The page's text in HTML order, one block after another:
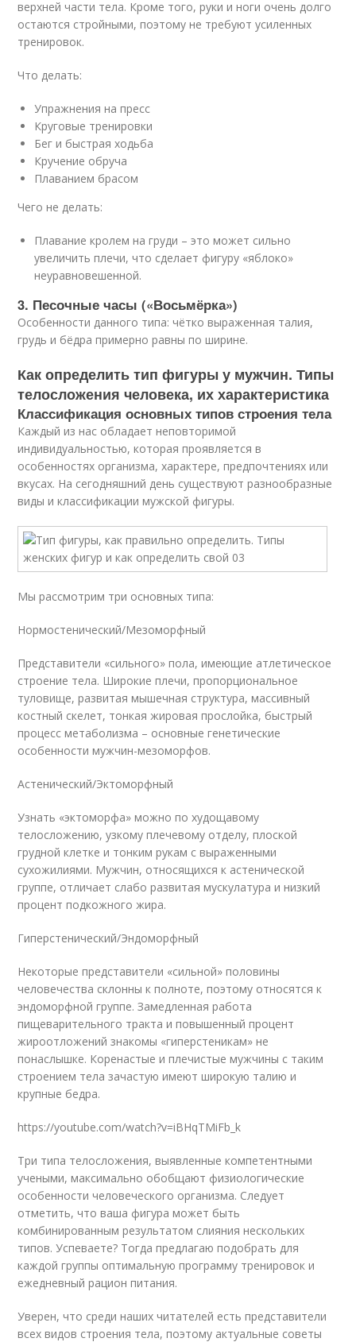
верхней части тела. Кроме того, руки и ноги очень долго
остаются стройными, поэтому не требуют усиленных
тренировок.
Что делать:
Упражнения на пресс
Круговые тренировки
Бег и быстрая ходьба
Кручение обруча
Плаванием брасом
Чего не делать:
Плавание кролем на груди – это может сильно
увеличить плечи, что сделает фигуру «яблоко»
неуравновешенной.
3. Песочные часы («Восьмёрка»)
Особенности данного типа: чётко выраженная талия,
грудь и бёдра примерно равны по ширине.
Как определить тип фигуры у мужчин. Типы
телосложения человека, их характеристика
Классификация основных типов строения тела
Каждый из нас обладает неповторимой
индивидуальностью, которая проявляется в
особенностях организма, характере, предпочтениях или
вкусах. На сегодняшний день существуют разнообразные
виды и классификации мужской фигуры.
Мы рассмотрим три основных типа:
Нормостенический/Мезоморфный
Представители «сильного» пола, имеющие атлетическое
строение тела. Широкие плечи, пропорциональное
туловище, развитая мышечная структура, массивный
костный скелет, тонкая жировая прослойка, быстрый
процесс метаболизма – основные генетические
особенности мужчин-мезоморфов.
Астенический/Эктоморфный
Узнать «эктоморфа» можно по худощавому
телосложению, узкому плечевому отделу, плоской
грудной клетке и тонким рукам с выраженными
сухожилиями. Мужчин, относящихся к астенической
группе, отличает слабо развитая мускулатура и низкий
процент подкожного жира.
Гиперстенический/Эндоморфный
Некоторые представители «сильной» половины
человечества склонны к полноте, поэтому относятся к
эндоморфной группе. Замедленная работа
пищеварительного тракта и повышенный процент
жироотложений знакомы «гиперстеникам» не
понаслышке. Коренастые и плечистые мужчины с таким
строением тела зачастую имеют широкую талию и
крупные бедра.
https://youtube.com/watch?v=iBHqTMiFb_k
Три типа телосложения, выявленные компетентными
учеными, максимально обобщают физиологические
особенности человеческого организма. Следует
отметить, что ваша фигура может быть
комбинированным результатом слияния нескольких
типов. Успеваете? Тогда предлагаю подобрать для
каждой группы оптимальную программу тренировок и
ежедневный рацион питания.
Уверен, что среди наших читателей есть представители
всех видов строения тела, поэтому актуальные советы